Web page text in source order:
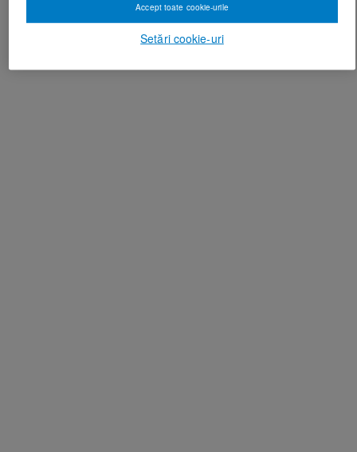
Setări cookie-uri
Accept toate cookie-urile